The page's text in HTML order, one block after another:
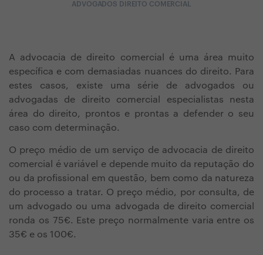
ADVOGADOS DIREITO COMERCIAL
A advocacia de direito comercial é uma área muito
específica e com demasiadas nuances do direito. Para
estes casos, existe uma série de advogados ou
advogadas de direito comercial especialistas nesta
área do direito, prontos e prontas a defender o seu
caso com determinação.
O preço médio de um serviço de advocacia de direito
comercial é variável e depende muito da reputação do
ou da profissional em questão, bem como da natureza
do processo a tratar. O preço médio, por consulta, de
um advogado ou uma advogada de direito comercial
ronda os 75€. Este preço normalmente varia entre os
35€ e os 100€.